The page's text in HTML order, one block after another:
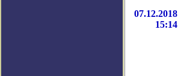
07.12.2018
15:14